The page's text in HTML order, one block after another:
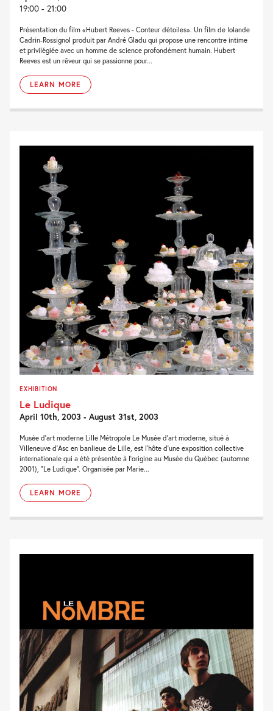
19:00 - 21:00
Présentation du film «Hubert Reeves - Conteur détoiles». Un film de Iolande
Cadrin-Rossignol produit par André Gladu qui propose une rencontre intime
et privilégiée avec un homme de science profondément humain. Hubert
Reeves est un rêveur qui se passionne pour...
LEARN MORE
EXHIBITION
Le Ludique
April 10th, 2003 - August 31st, 2003
Musée d’art moderne Lille Métropole Le Musée d’art moderne, situé à
Villeneuve d’Asc en banlieue de Lille, est l’hôte d’une exposition collective
internationale qui a été présentée à l’origine au Musée du Québec (automne
2001), “Le Ludique”. Organisée par Marie...
LEARN MORE